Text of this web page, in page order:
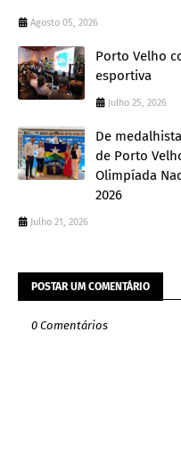
Agosto 05, 2026
Porto Velho
esportiva
Julho 25, 2026
De
de Porto
Olimpíada
2026
Julho 21, 2026
POSTAR UM COMENTÁRIO
0 Comentários